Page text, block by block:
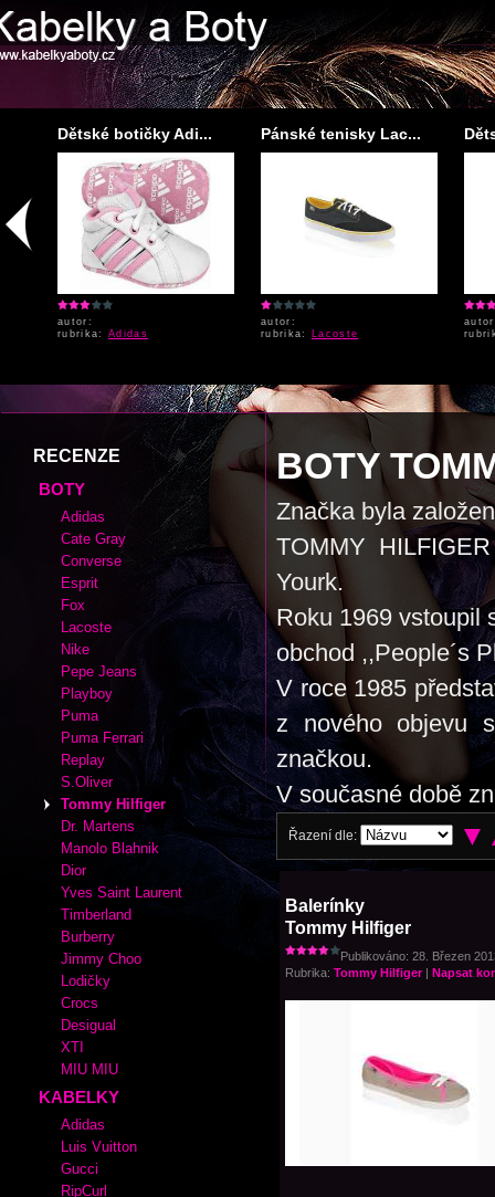
Dětské botičky Adi...
autor:
rubrika: Adidas
Pánské tenisky Lac...
autor:
rubrika: Lacoste
BOTY
Značka byla
TOMMY
Yourk.
Roku 1969 vstoupil
obchod ,,People´s
V roce 1985
z nového objevu
značkou.
V současné době
Řazení dle:
Balerínky
Tommy Hilfiger
Publikováno: 28. Březen
Rubrika: Tommy Hilfiger | Napsat
RECENZE
BOTY
Adidas
Cate Gray
Converse
Esprit
Fox
Lacoste
Nike
Pepe Jeans
Playboy
Puma
Puma Ferrari
Replay
S.Oliver
Tommy Hilfiger
Dr. Martens
Manolo Blahnik
Dior
Yves Saint Laurent
Timberland
Burberry
Jimmy Choo
Lodičky
Crocs
Desigual
XTI
MIU MIU
KABELKY
Adidas
Luis Vuitton
Gucci
RipCurl